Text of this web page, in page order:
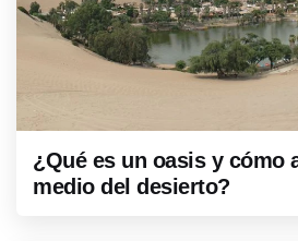
¿Qué es un oasis y cómo
medio del desierto?